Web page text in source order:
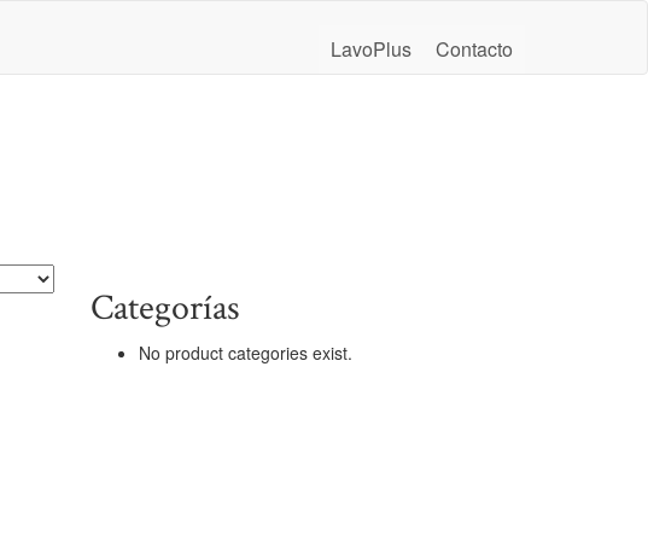
LavoPlus Contacto
Categorías
No product categories exist.